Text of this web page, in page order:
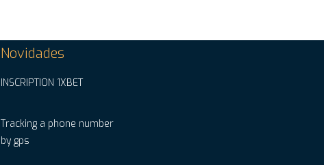
Novidades
INSCRIPTION 1XBET
Tracking a phone number
by gps